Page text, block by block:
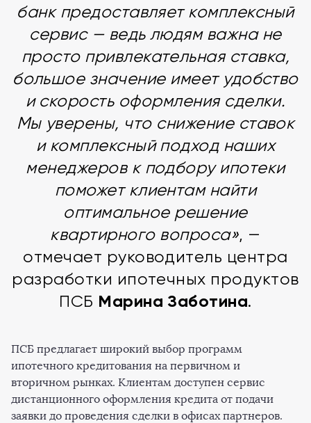
банк предоставляет комплексный
сервис — ведь людям важна не
просто привлекательная ставка,
большое значение имеет удобство
и скорость оформления сделки.
Мы уверены, что снижение ставок
и комплексный подход наших
менеджеров к подбору ипотеки
поможет клиентам найти
оптимальное решение
квартирного вопроса», —
отмечает руководитель центра
разработки ипотечных продуктов
ПСБ Марина Заботина.
ПСБ предлагает широкий выбор программ
ипотечного кредитования на первичном и
вторичном рынках. Клиентам доступен сервис
дистанционного оформления кредита от подачи
заявки до проведения сделки в офисах партнеров.